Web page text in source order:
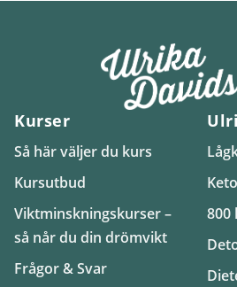
Kurser
Så här väljer du kurs
Kursutbud
Viktminskningskurser –
så når du din drömvikt
Frågor & Svar
Keto
800